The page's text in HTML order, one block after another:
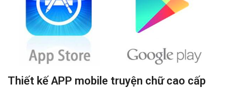
Thiết kế APP mobile truyện chữ cao cấp